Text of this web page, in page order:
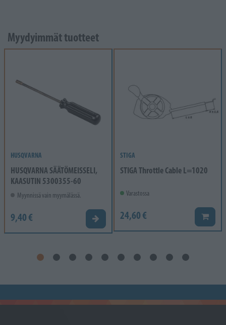
Myydyimmät tuotteet
HUSQVARNA
HUSQVARNA SÄÄTÖMEISSELI,
KAASUTIN 5300355-60
Myynnissä vain myymälässä.
9,40 € Valitse vaihtoehto
STIGA
STIGA Throttle Cable L=1020
Varastossa
24,60 € Lisää